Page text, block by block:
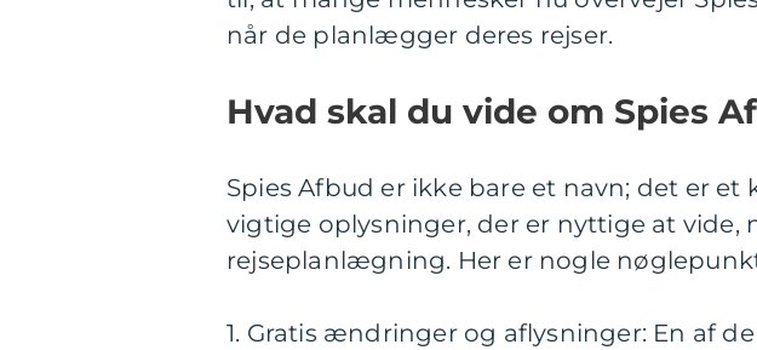
når de planlægger deres rejser.
Hvad skal du vide om Spies
Spies Afbud er ikke bare et navn; det er
vigtige oplysninger, der er nyttige at vide,
rejseplanlægning. Her er nogle
1. Gratis ændringer og aflysninger: En af